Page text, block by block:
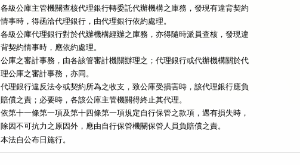
各級公庫主管機關查核代理銀行轉委託代辦機構之庫務，發現有違背契約
情事時，得函洽代理銀行，由代理銀行依約處理。
各級公庫代理銀行對於代辦機構經辦之庫務，亦得隨時派員查核，發現違
公庫之審計事務，由各該管審計機關辦理之；代理銀行或代辦機構關於代
代理銀行違反法令或契約所為之收支，致公庫受損害時，該代理銀行應負
賠償之責；必要時，各該公庫主管機關得終止其代理。
依第十一條第一項及第十四條第一項規定自行保管之款項，遇有損失時，
本法自公布日施行。